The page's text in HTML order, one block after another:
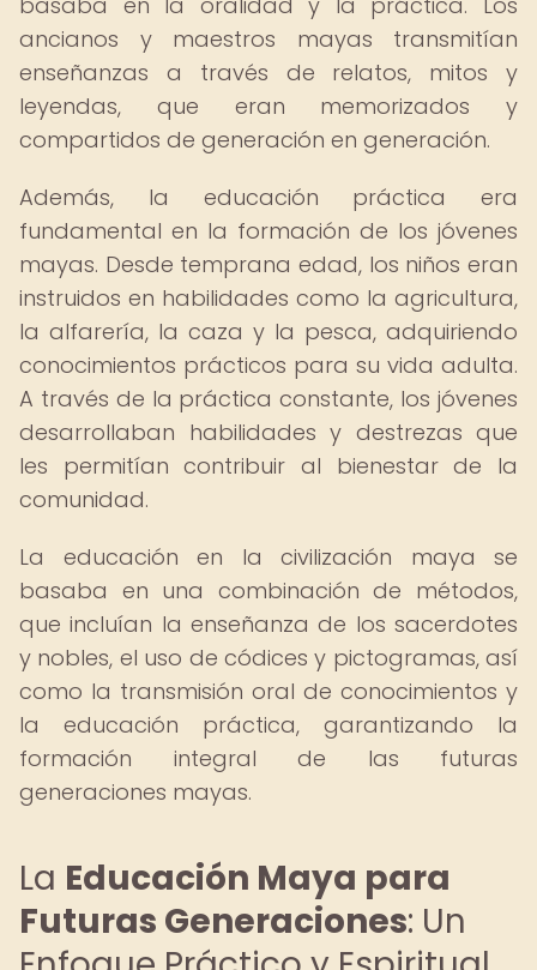
ancianos y maestros mayas transmitían
enseñanzas a través de relatos, mitos y
leyendas, que eran memorizados y
compartidos de generación en generación.
Además, la educación práctica era
fundamental en la formación de los jóvenes
mayas. Desde temprana edad, los niños eran
instruidos en habilidades como la agricultura,
la alfarería, la caza y la pesca, adquiriendo
conocimientos prácticos para su vida adulta.
A través de la práctica constante, los jóvenes
desarrollaban habilidades y destrezas que
les permitían contribuir al bienestar de la
comunidad.
La educación en la civilización maya se
basaba en una combinación de métodos,
que incluían la enseñanza de los sacerdotes
y nobles, el uso de códices y pictogramas, así
como la transmisión oral de conocimientos y
la educación práctica, garantizando la
formación integral de las futuras
generaciones mayas.
La Educación Maya para
Futuras Generaciones: Un